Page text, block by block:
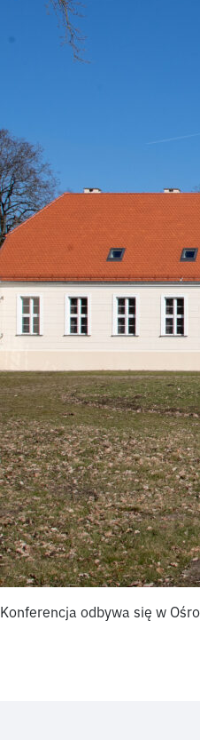
Konferencja odbywa się w